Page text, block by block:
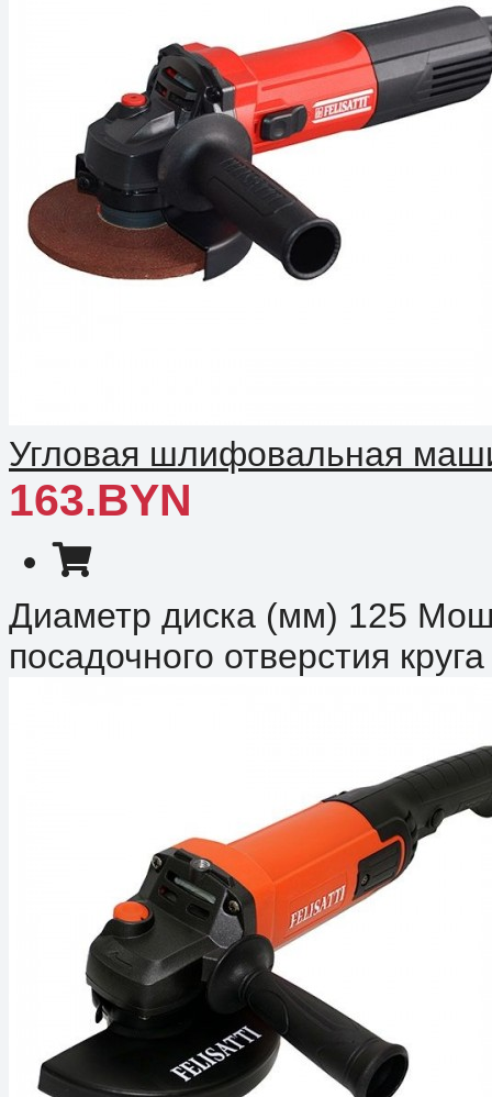
Угловая шлифовальная
163.BYN
Диаметр диска (мм) 125
посадочного отверстия